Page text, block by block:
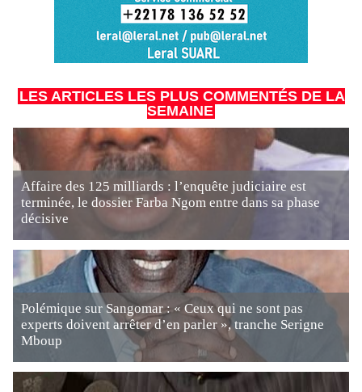
LES ARTICLES LES PLUS COMMENTÉS DE LA
SEMAINE
Affaire des 125 milliards : l’enquête judiciaire est
terminée, le dossier Farba Ngom entre dans sa phase
décisive
Polémique sur Sangomar : « Ceux qui ne sont pas
experts doivent arrêter d’en parler », tranche Serigne
Mboup